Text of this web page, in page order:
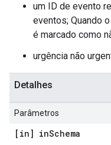
um ID de evento
eventos; Quando
é marcado como
urgência não
Detalhes
Parâmetros
[in] inSchema